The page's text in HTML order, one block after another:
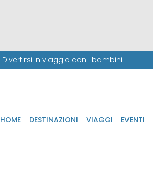
Divertirsi in viaggio con i bambini
HOME DESTINAZIONI VIAGGI EVENTI